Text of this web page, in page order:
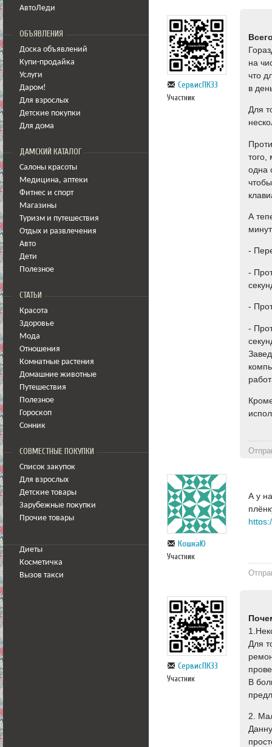
АвтоЛеди
ОБЪЯВЛЕНИЯ
Доска объявлений
Купи-продайка
Услуги
Даром!
Для взрослых
Детские покупки
Для дома
ДАМСКИЙ КАТАЛОГ
Салоны красоты
Медицина, аптеки
Фитнес и спорт
Магазины
Туризм и путешествия
Отдых и развлечения
Авто
Дети
Полезное
СТАТЬИ
Красота
Здоровье
Мода
Отношения
Комнатные растения
Домашние животные
Путешествия
Полезное
Гороскоп
Сонник
СОВМЕСТНЫЕ ПОКУПКИ
Список закупок
Для взрослых
Детские товары
Зарубежные покупки
Прочие товары
Диеты
Косметичка
Вызов такси
СервисПК33
Участник
на
что
в
Для
того,
одна
А
-
-
-
-
КошкаЮ
Участник
А у
СервисПК33
Участник
Для
В
2.